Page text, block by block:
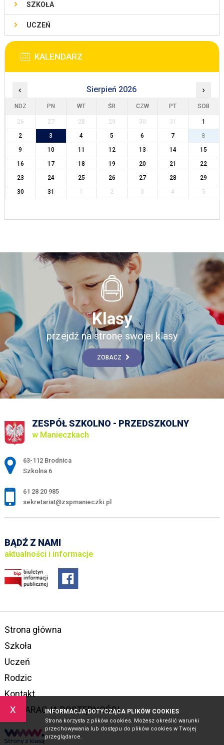
x INFORMACJA DOTYCZĄCA PLIKÓW COOKIES
Strona korzysta z plików cookies. Możesz określić warunki
przechowywania lub dostępu do plików cookies w Twojej
przeglądarce.
SZKOŁA
UCZEŃ
KALENDARZ
‹ Sierpień 2026 ›
NDZ PN WT ŚR CZW PT SOB
26 27 28 29 30 31
1
2
3 4 5 6 7
8
9
10 11 12 13 14
15
16
17 18 19 20 21
22
23
24 25 26 27 28
29
30
31 1 2 3 4 5
Klasy
przejdź na stronę swojej klasy
ZOBACZ
ZESPÓŁ SZKOLNO - PRZEDSZKOLNY
w Manieczkach
Adres pocztowy:
63-112 Brodnica
Szkolna 6
61 28 20 985
sekretariat@zspmanieczki.pl
BĄDŹ Z NAMI
aktualności i informacje
Strona główna
Szkoła
Uczeń
Rodzic
Kontakt
DEKLARACJA DOSTĘPNOŚCI